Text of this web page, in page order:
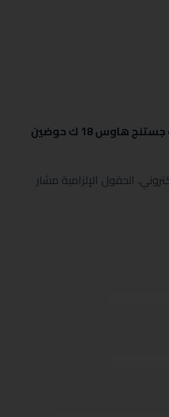
كن أول من يقيم “غسالة جستنج هاوس 18 ك حوضين
الحقول الإلزامية مشار